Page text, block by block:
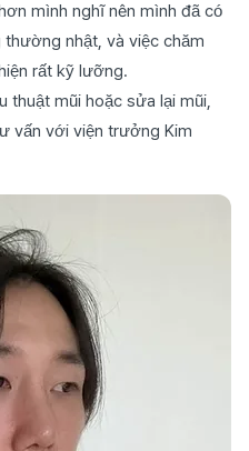
mình nghĩ nên mình đã có
nhật, và việc chăm
rất kỹ lưỡng.
thuật mũi hoặc sửa lại mũi,
vấn với viện trưởng Kim